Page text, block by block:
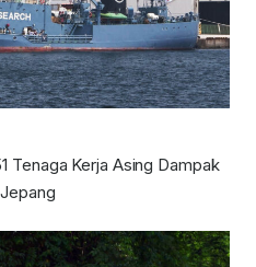
Tenaga Kerja Asing Dampak